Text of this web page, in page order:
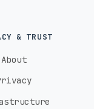
& TRUST
About